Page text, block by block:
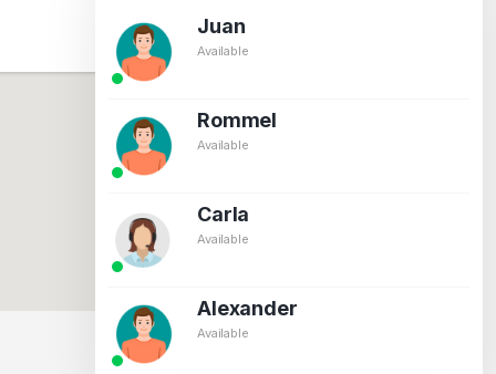
Juan
Available
Rommel
Available
Carla
Available
Alexander
Available